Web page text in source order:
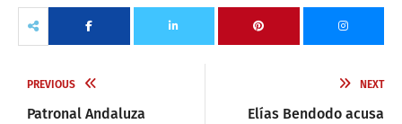
PREVIOUS
Patronal Andaluza
NEXT
Elías Bendodo acusa